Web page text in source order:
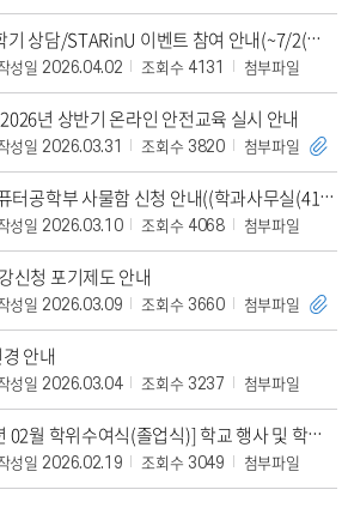
[학부이벤트]2026-1학기 상담/STARinU 이벤트 참여 안내(~7/2(목) 16시까지)
성일 2026.04.02 조회수 4131 첨부파일
년 상반기 온라인 안전교육 실시 안내
성일 2026.03.31 조회수 3820 첨부파일
[사물함] 26-1학기 컴퓨터공학부 사물함 신청 안내((학과사무실(410호) 앞 오프라인 게시판 공지 확인)
성일 2026.03.10 조회수 4068 첨부파일
신청 포기제도 안내
성일 2026.03.09 조회수 3660 첨부파일
안내
성일 2026.03.04 조회수 3237 첨부파일
컴퓨터공학부 [2026년 02월 학위수여식(졸업식)] 학교 행사 및 학위증 배부 안내
성일 2026.02.19 조회수 3049 첨부파일